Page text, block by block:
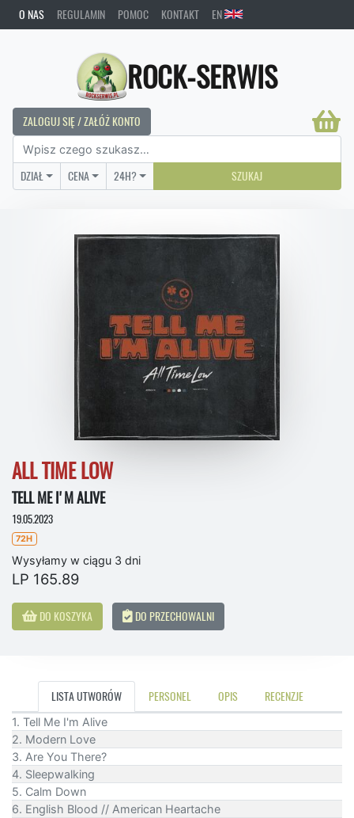
O NAS REGULAMIN POMOC KONTAKT EN
ROCK-SERWIS
ZALOGUJ SIĘ / ZAŁÓŻ KONTO
DZIAŁ CENA 24H? SZUKAJ
ALL TIME LOW
TELL ME I'M ALIVE
19.05.2023
72H
Wysyłamy w ciągu 3 dni
LP 165.89
DO KOSZYKA DO PRZECHOWALNI
LISTA UTWORÓW PERSONEL OPIS RECENZJE
1. Tell Me I'm Alive
2. Modern Love
3. Are You There?
4. Sleepwalking
5. Calm Down
6. English Blood // American Heartache